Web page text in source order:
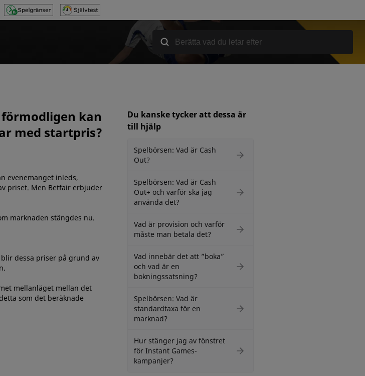
kan
med startpris?
evenemanget inleds,
priset. Men Betfair erbjuder
marknaden stängdes nu.
dessa priser på grund av
mellanläget mellan det
som det beräknade
Du kanske tycker att dessa är
till hjälp
Spelbörsen: Vad är Cash
Out?
Spelbörsen: Vad är Cash
Out+ och varför ska jag
använda det?
Vad är provision och varför
måste man betala det?
Vad innebär det att ”boka”
och vad är en
bokningssatsning?
Spelbörsen: Vad är
standardtaxa för en
marknad?
Hur stänger jag av fönstret
för Instant Games-
kampanjer?